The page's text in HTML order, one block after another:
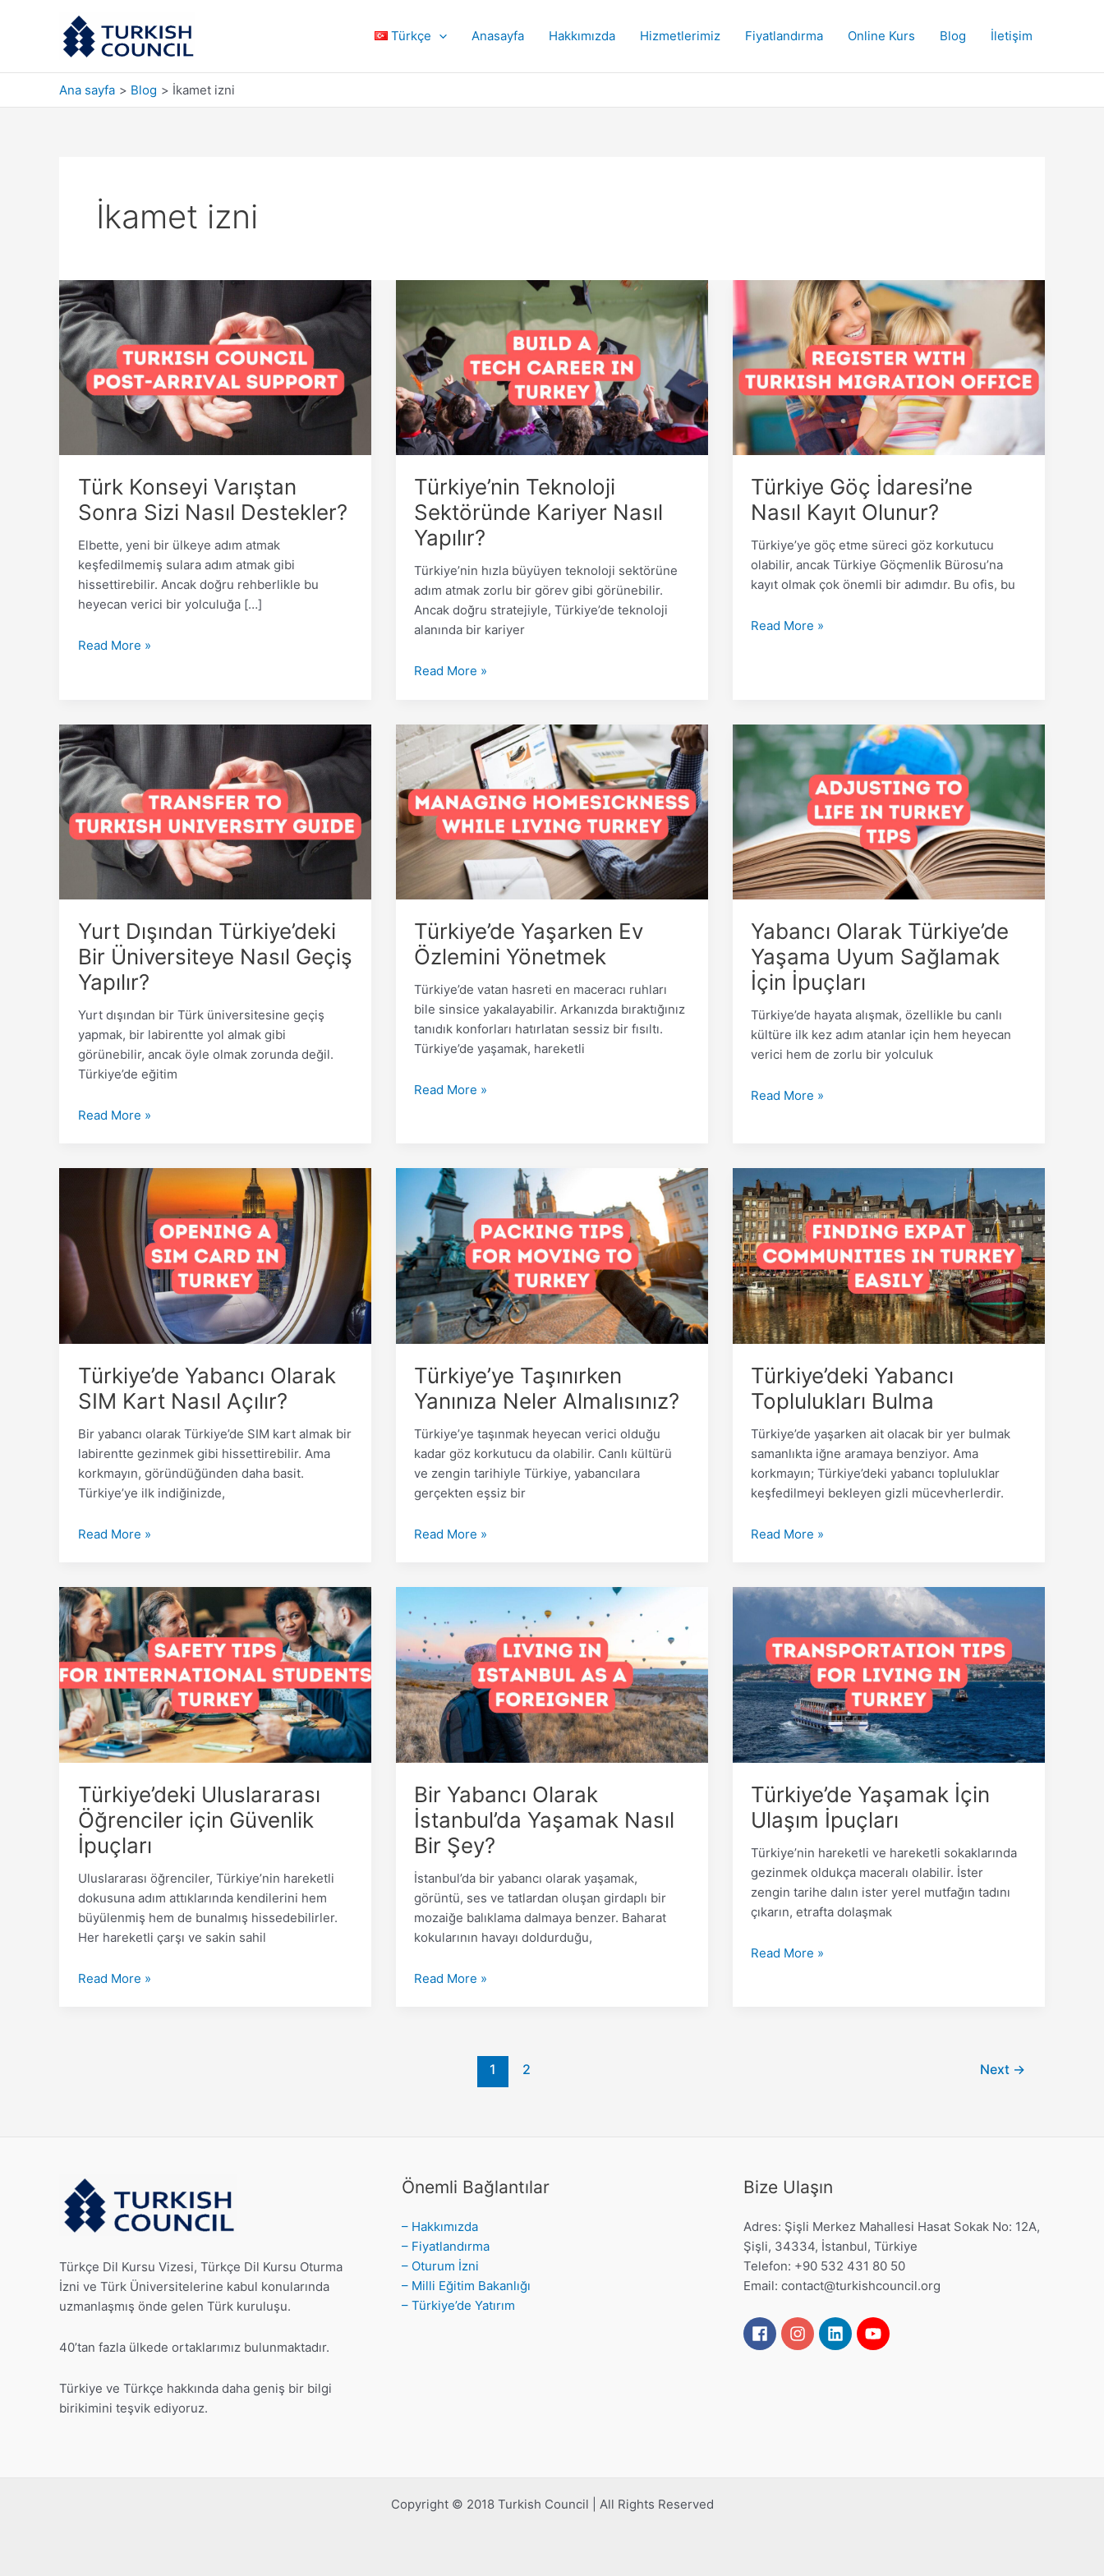
Türkçe Anasayfa Hakkımızda Hizmetlerimiz Fiyatlandırma Online Kurs Blog İletişim
Ana sayfa Blog İkamet izni
İkamet izni
Türk Konseyi Varıştan
Sonra Sizi Nasıl Destekler?
Elbette, yeni bir ülkeye adım atmak
keşfedilmemiş sulara adım atmak gibi
hissettirebilir. Ancak doğru rehberlikle bu
heyecan verici bir yolculuğa […]
Türk
Konseyi
Varıştan
Sonra
Sizi
Nasıl
Destekler?
Read More »
Türkiye’nin Teknoloji
Sektöründe Kariyer Nasıl
Yapılır?
Türkiye’nin hızla büyüyen teknoloji sektörüne
adım atmak zorlu bir görev gibi görünebilir.
Ancak doğru stratejiyle, Türkiye’de teknoloji
alanında bir kariyer
Sektöründe
Kariyer
Nasıl
Yapılır?
Read More »
Türkiye Göç İdaresi’ne
Nasıl Kayıt Olunur?
Türkiye’ye göç etme süreci göz korkutucu
olabilir, ancak Türkiye Göçmenlik Bürosu’na
kayıt olmak çok önemli bir adımdır. Bu ofis, bu
İdaresi’ne
Nasıl
Kayıt
Olunur?
Read More »
Yurt Dışından Türkiye’deki
Bir Üniversiteye Nasıl Geçiş
Yapılır?
Yurt dışından bir Türk üniversitesine geçiş
yapmak, bir labirentte yol almak gibi
görünebilir, ancak öyle olmak zorunda değil.
Türkiye’de eğitim
Yurt
Dışından
Türkiye’deki
Bir
Üniversiteye
Nasıl
Geçiş
Yapılır?
Read More »
Türkiye’de Yaşarken Ev
Özlemini Yönetmek
Türkiye’de vatan hasreti en maceracı ruhları
bile sinsice yakalayabilir. Arkanızda bıraktığınız
tanıdık konforları hatırlatan sessiz bir fısıltı.
Türkiye’de yaşamak, hareketli
Türkiye’de
Yaşarken
Özlemini
Yönetmek
Read More »
Yabancı Olarak Türkiye’de
Yaşama Uyum Sağlamak
İçin İpuçları
Türkiye’de hayata alışmak, özellikle bu canlı
kültüre ilk kez adım atanlar için hem heyecan
verici hem de zorlu bir yolculuk
Yabancı
Olarak
Türkiye’de
Yaşama
Uyum
Sağlamak
İçin
İpuçları
Read More »
Türkiye’de Yabancı Olarak
SIM Kart Nasıl Açılır?
Bir yabancı olarak Türkiye’de SIM kart almak bir
labirentte gezinmek gibi hissettirebilir. Ama
korkmayın, göründüğünden daha basit.
Türkiye’ye ilk indiğinizde,
Türkiye’de
Kart
Nasıl
Açılır?
Read More »
Türkiye’ye Taşınırken
Yanınıza Neler Almalısınız?
Türkiye’ye taşınmak heyecan verici olduğu
kadar göz korkutucu da olabilir. Canlı kültürü
ve zengin tarihiyle Türkiye, yabancılara
gerçekten eşsiz bir
Türkiye’ye
Taşınırken
Yanınıza
Neler
Almalısınız?
Read More »
Türkiye’deki Yabancı
Toplulukları Bulma
Türkiye’de yaşarken ait olacak bir yer bulmak
samanlıkta iğne aramaya benziyor. Ama
korkmayın; Türkiye’deki yabancı topluluklar
keşfedilmeyi bekleyen gizli mücevherlerdir.
Türkiye’deki
Yabancı
Toplulukları
Bulma
Read More »
Türkiye’deki Uluslararası
Öğrenciler için Güvenlik
İpuçları
Uluslararası öğrenciler, Türkiye’nin hareketli
dokusuna adım attıklarında kendilerini hem
büyülenmiş hem de bunalmış hissedebilirler.
Her hareketli çarşı ve sakin sahil
Türkiye’deki
Uluslararası
Öğrenciler
için
Güvenlik
İpuçları
Read More »
Bir Yabancı Olarak
İstanbul’da Yaşamak Nasıl
Bir Şey?
İstanbul’da bir yabancı olarak yaşamak,
görüntü, ses ve tatlardan oluşan girdaplı bir
mozaiğe balıklama dalmaya benzer. Baharat
kokularının havayı doldurduğu,
Yabancı
Olarak
İstanbul’da
Yaşamak
Nasıl
Bir
Şey?
Read More »
Türkiye’de Yaşamak İçin
Ulaşım İpuçları
Türkiye’nin hareketli ve hareketli sokaklarında
gezinmek oldukça maceralı olabilir. İster
zengin tarihe dalın ister yerel mutfağın tadını
çıkarın, etrafta dolaşmak
Türkiye’de
Yaşamak
İçin
Ulaşım
İpuçları
Read More »
1 2 Next →
Türkçe Dil Kursu Vizesi, Türkçe Dil Kursu Oturma
İzni ve Türk Üniversitelerine kabul konularında
uzmanlaşmış önde gelen Türk kuruluşu.
40’tan fazla ülkede ortaklarımız bulunmaktadır.
Türkiye ve Türkçe hakkında daha geniş bir bilgi
birikimini teşvik ediyoruz.
Önemli Bağlantılar
– Hakkımızda
– Fiyatlandırma
– Oturum İzni
– Milli Eğitim Bakanlığı
– Türkiye’de Yatırım
Bize Ulaşın
Adres: Şişli Merkez Mahallesi Hasat Sokak No: 12A,
Şişli, 34334, İstanbul, Türkiye
Telefon: +90 532 431 80 50
Email:contact@turkishcouncil.org
Copyright © 2018 Turkish Council | All Rights Reserved